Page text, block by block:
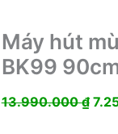
Máy hút
BK99
13.990.000₫ Giá